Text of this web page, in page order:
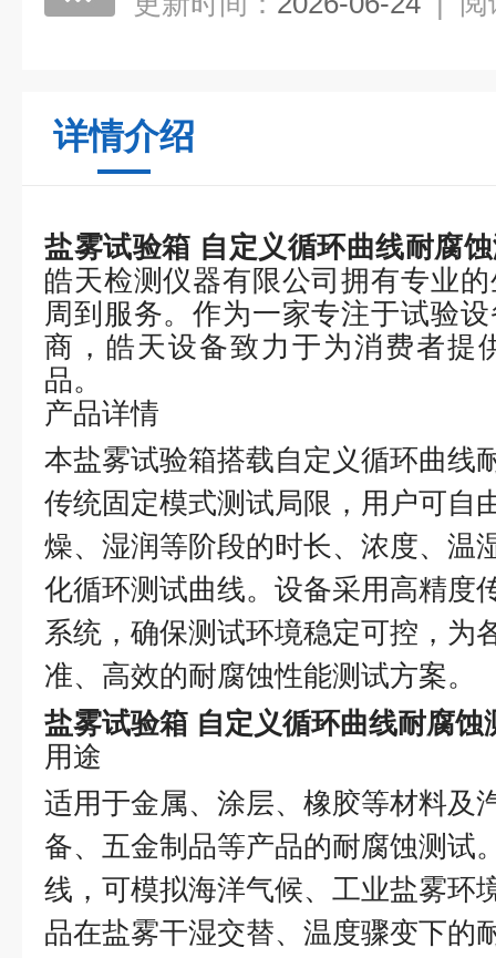
详情介绍
盐雾试验箱 自定义循环曲线耐腐
皓天检测仪器有限公司拥有专业
周到服务。作为一家专注于试验
商，皓天设备致力于为消费者提
品。
产品详情
本盐雾试验箱搭载自定义循环曲线
传统固定模式测试局限，用户可自
燥、湿润等阶段的时长、浓度、温
化循环测试曲线。设备采用高精度
系统，确保测试环境稳定可控，为
准、高效的耐腐蚀性能测试方案。
盐雾试验箱 自定义循环曲线耐腐蚀
用途
适用于金属、涂层、橡胶等材料及
备、五金制品等产品的耐腐蚀测试
线，可模拟海洋气候、工业盐雾环
品在盐雾干湿交替、温度骤变下的